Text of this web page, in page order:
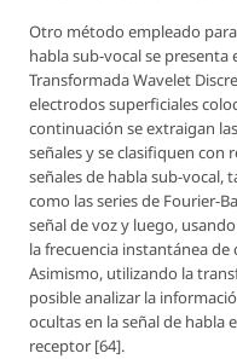
Otro método empleado
habla sub-vocal se
Transformada Wavelet
electrodos superficiales
continuación se extraigan
señales y se clasifiquen con
señales de habla sub-vocal,
como las series de Fourier-
señal de voz y luego,
la frecuencia instantánea
Asimismo, utilizando la
posible analizar la
ocultas en la señal de habla
receptor [64].